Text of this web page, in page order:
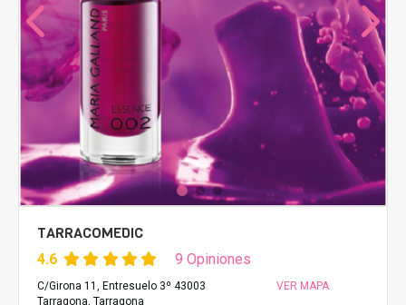
TARRACOMEDIC
4.6 9 Opiniones
C/Girona 11, Entresuelo 3º 43003
Tarragona, Tarragona
VER MAPA